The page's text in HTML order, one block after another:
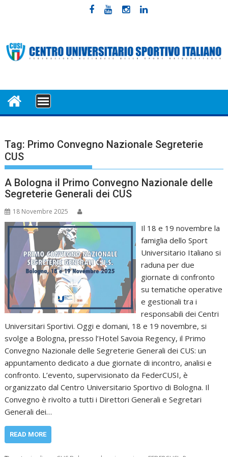
MENU
Tag: Primo Convegno Nazionale Segreterie
CUS
A Bologna il Primo Convegno Nazionale delle
Segreterie Generali dei CUS
18 Novembre 2025
Il 18 e 19 novembre la
famiglia dello Sport
Universitario Italiano si
raduna per due
giornate di confronto
su tematiche operative
e gestionali tra i
responsabili dei Centri
Universitari Sportivi. Oggi e domani, 18 e 19 novembre, si
svolge a Bologna, presso l’Hotel Savoia Regency, il Primo
Convegno Nazionale delle Segreterie Generali dei CUS: un
appuntamento dedicato a due giornate di incontro, analisi e
confronto. L’evento, supervisionato da FederCUSI, è
organizzato dal Centro Universitario Sportivo di Bologna. Il
Convegno è rivolto a tutti i Direttori Generali e Segretari
Generali dei…
READ MORE